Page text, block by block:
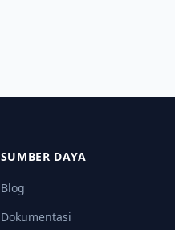
SUMBER DAYA
Blog
Dokumentasi